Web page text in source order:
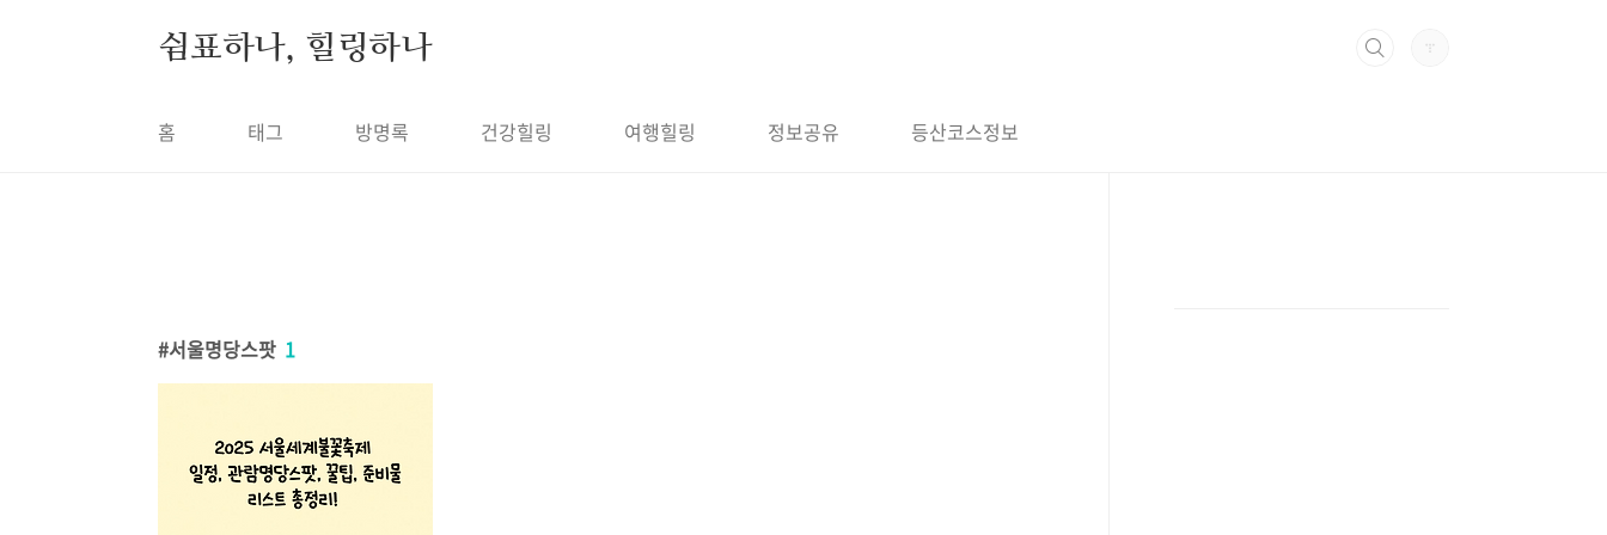
쉼표하나, 힐링하나
홈 태그 방명록 건강힐링 여행힐링 정보공유 등산코스정보
서울명당스팟 1